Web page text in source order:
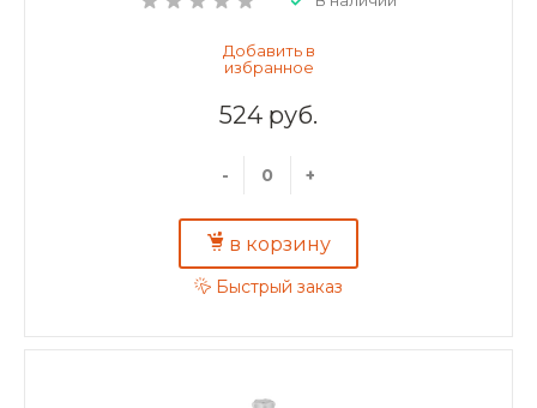
524 руб.
- +
в корзину
Быстрый заказ